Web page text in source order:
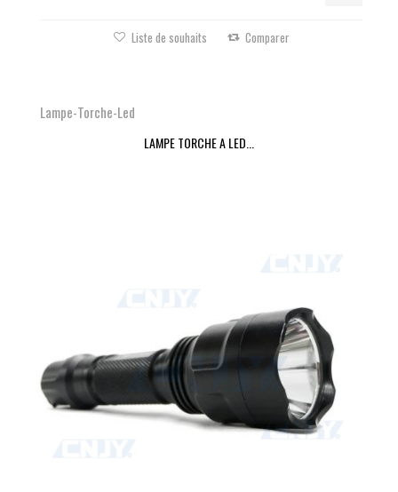
Liste de souhaits Comparer
Lampe-Torche-Led
LAMPE TORCHE A LED...